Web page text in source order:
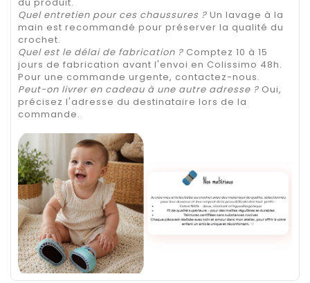
du produit.
Quel entretien pour ces chaussures ? Un lavage à la
main est recommandé pour préserver la qualité du
crochet.
Quel est le délai de fabrication ? Comptez 10 à 15
jours de fabrication avant l'envoi en Colissimo 48h.
Pour une commande urgente, contactez-nous.
Peut-on livrer en cadeau à une autre adresse ? Oui,
précisez l'adresse du destinataire lors de la
commande.